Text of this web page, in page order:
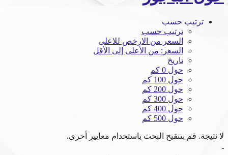
ترتيب حسب
ترتيب حسب
السعر من الارخص للاعلى
السعر: من الأعلى إلى الأقل
تاريخ
حول 0 كم
حول 100 كم
حول 200 كم
حول 300 كم
حول 400 كم
حول 500 كم
لا نتيجة. قم بتنقيح البحث باستخدام معايير أخرى.